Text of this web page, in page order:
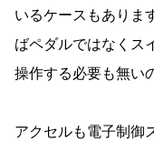
いるケースもありま
ばペダルではなくス
操作する必要も無い
アクセルも電子制御